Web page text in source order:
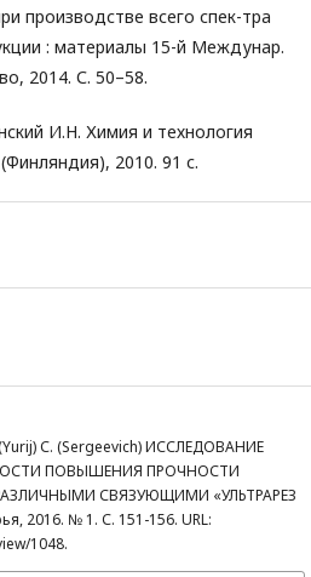
производстве всего спек-тра
: материалы 15-й Междунар.
2014. С. 50–58.
И.Н. Химия и технология
2010. 91 с.
С. (Sergeevich) ИССЛЕДОВАНИЕ
ПОВЫШЕНИЯ ПРОЧНОСТИ
СВЯЗУЮЩИМИ «УЛЬТРАРЕЗ
2016. № 1. С. 151-156. URL:
1048.